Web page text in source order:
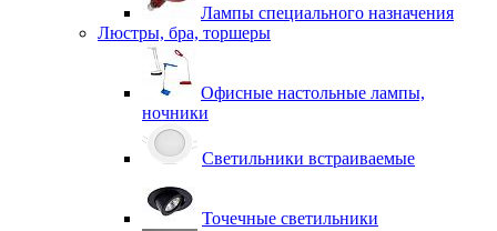
Лампы специального назначения
Люстры, бра, торшеры
Офисные настольные лампы,
ночники
Светильники встраиваемые
Точечные светильники